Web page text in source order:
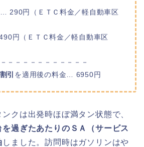
290円（ＥＴＣ料金／軽自動車区
円（ＥＴＣ料金／軽自動車区
－－－－－－－－－－－
引 を適用後の料金… 6950円
クは出発時ほぼ満タン状態で、
過ぎたあたりのＳＡ（サービス
しました。訪問時はガソリンはや